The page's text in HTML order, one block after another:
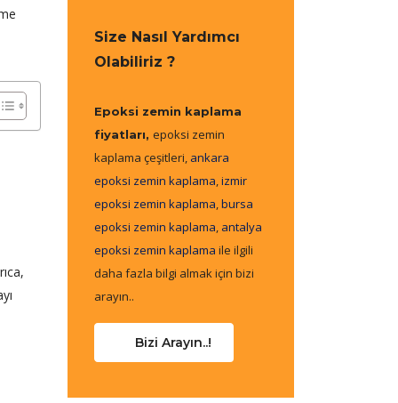
Size Nasıl Yardımcı
Olabiliriz ?
Epoksi zemin kaplama
fiyatları, epoksi zemin
kaplama çeşitleri, ankara
epoksi zemin kaplama,izmir
epoksi zemin kaplama,bursa
epoksi zemin kaplama, antalya
epoksi zemin kaplama ile ilgili
daha fazla bilgi almak için bizi
arayın..
Bizi Arayın..!